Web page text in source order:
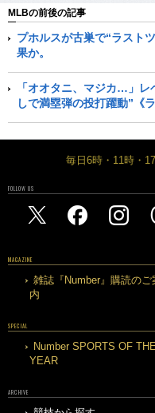
MLBの前後の記事
プホルスが古巣で“ラスト
果か。
「オオタニ、マジカ…」
しで満塁弾の投打躍動”《
毎日6時・11時・
FOLLOW US
MAGAZINE
雑誌『Number』購読のご
内
SPECIAL
Number SPORTS OF THE
YEAR
ARCHIVE